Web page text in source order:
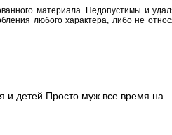
материала. Недопустимы и
любого характера, либо не
и детей.Просто муж все время на